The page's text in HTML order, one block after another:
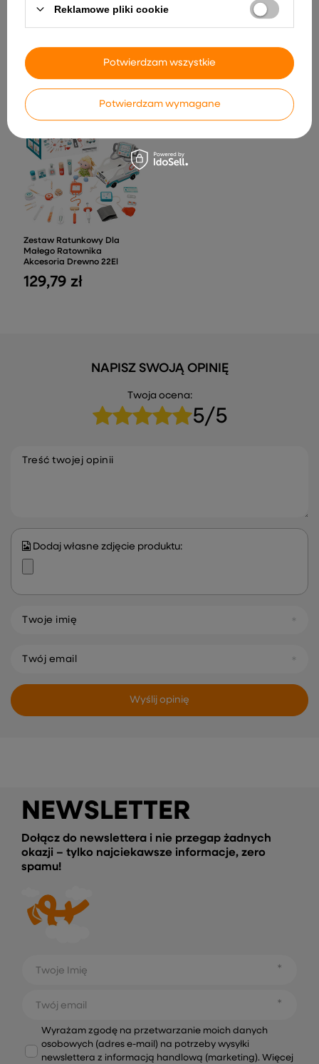
LED MP3 Czarne
1 280,40 zł
215,77 zł
Zestaw Ratunkowy Dla
Małego Ratownika
Akcesoria Drewno 22El
129,79 zł
NAPISZ SWOJĄ OPINIĘ
Twoja ocena:
5/5
Treść twojej opinii
Dodaj własne zdjęcie produktu:
Twoje imię
Twój email
Wyślij opinię
NEWSLETTER
Dołącz do newslettera i nie przegap żadnych
okazji – tylko najciekawsze informacje, zero
spamu!
Twoje Imię
Twój email
Wyrażam zgodę na przetwarzanie moich danych
osobowych (adres e-mail) na potrzeby wysyłki
newslettera z informacją handlową (marketing). Więcej
Reklamowe pliki cookie
Potwierdzam wymagane
Potwierdzam wszystkie